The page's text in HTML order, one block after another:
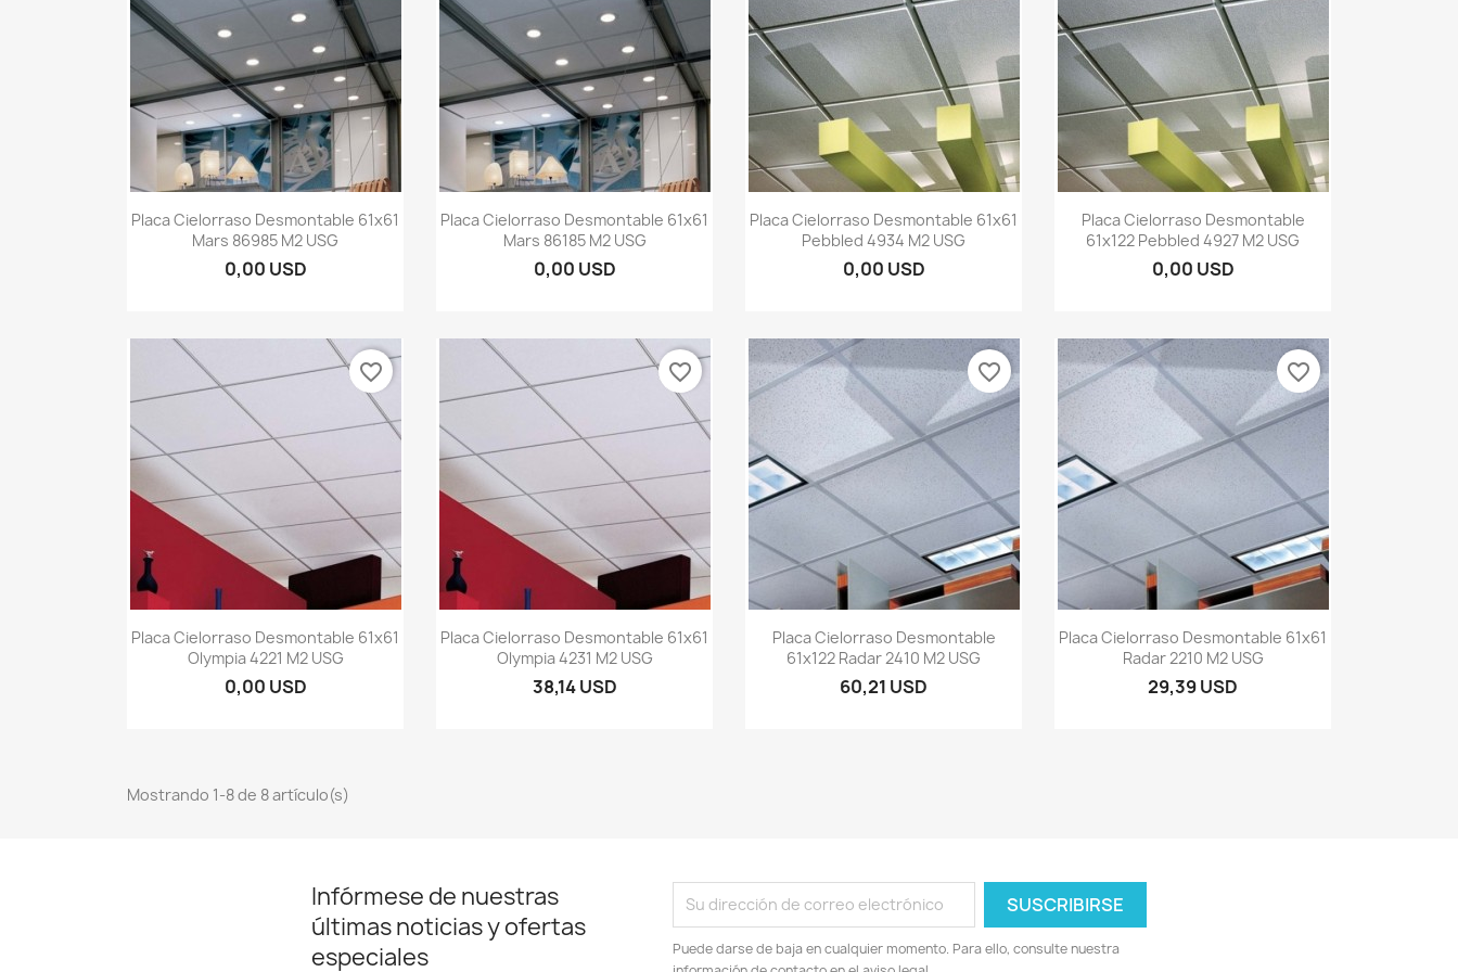
Vista rápida
Placa Cielorraso Desmontable 61x61
Mars 86985 M2 USG
0,00 USD
Vista rápida
Placa Cielorraso Desmontable 61x61
Mars 86185 M2 USG
0,00 USD
Vista rápida
Placa Cielorraso Desmontable 61x61
Pebbled 4934 M2 USG
0,00 USD
Vista rápida
Placa Cielorraso Desmontable
61x122 Pebbled 4927 M2 USG
0,00 USD
Vista rápida
Placa Cielorraso Desmontable 61x61
Olympia 4221 M2 USG
0,00 USD
favorite_border
Vista rápida
Placa Cielorraso Desmontable 61x61
Olympia 4231 M2 USG
38,14 USD
favorite_border
Vista rápida
Placa Cielorraso Desmontable
61x122 Radar 2410 M2 USG
60,21 USD
favorite_border
Vista rápida
Placa Cielorraso Desmontable 61x61
Radar 2210 M2 USG
29,39 USD
favorite_border
Mostrando 1-8 de 8 artículo(s)
Infórmese de nuestras
últimas noticias y ofertas
especiales
Puede darse de baja en cualquier momento. Para ello, consulte nuestra